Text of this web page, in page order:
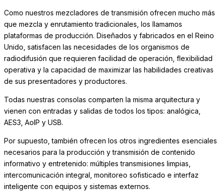
Como nuestros mezcladores de transmisión ofrecen mucho más
que mezcla y enrutamiento tradicionales, los llamamos
plataformas de producción. Diseñados y fabricados en el Reino
Unido, satisfacen las necesidades de los organismos de
radiodifusión que requieren facilidad de operación, flexibilidad
operativa y la capacidad de maximizar las habilidades creativas
de sus presentadores y productores.
Todas nuestras consolas comparten la misma arquitectura y
vienen con entradas y salidas de todos los tipos: analógica,
AES3, AoIP y USB.
Por supuesto, también ofrecen los otros ingredientes esenciales
necesarios para la producción y transmisión de contenido
informativo y entretenido: múltiples transmisiones limpias,
intercomunicación integral, monitoreo sofisticado e interfaz
inteligente con equipos y sistemas externos.